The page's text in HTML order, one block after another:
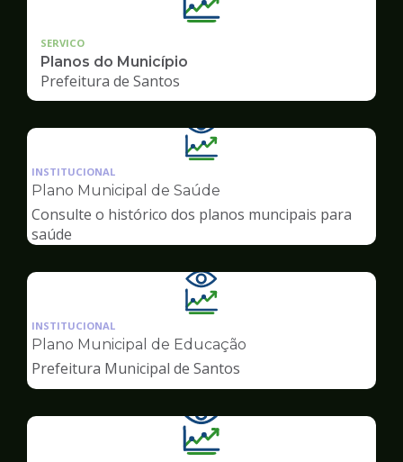
SERVICO
Planos do Município
Prefeitura de Santos
Ilustração
da
pagina
de
Transparência
INSTITUCIONAL
Plano Municipal de Saúde
Consulte o histórico dos planos muncipais para
saúde
Ilustração
da
pagina
de
Transparência
INSTITUCIONAL
Plano Municipal de Educação
Prefeitura Municipal de Santos